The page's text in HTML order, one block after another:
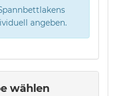
angeben.
wählen